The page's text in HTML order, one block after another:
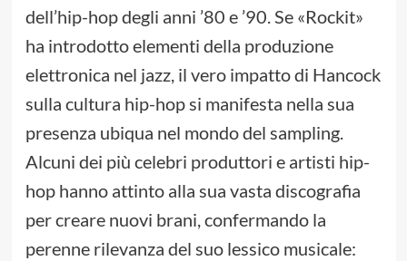
dell’hip-hop degli anni ’80 e ’90. Se «Rockit»
ha introdotto elementi della produzione
elettronica nel jazz, il vero impatto di Hancock
sulla cultura hip-hop si manifesta nella sua
presenza ubiqua nel mondo del sampling.
Alcuni dei più celebri produttori e artisti hip-
hop hanno attinto alla sua vasta discografia
per creare nuovi brani, confermando la
perenne rilevanza del suo lessico musicale: